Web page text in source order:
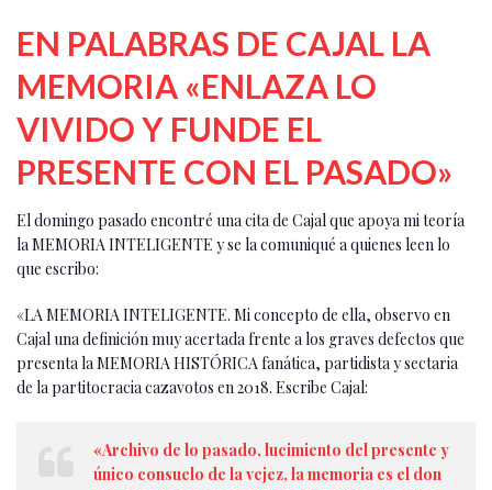
EN PALABRAS DE CAJAL LA
MEMORIA «ENLAZA LO
VIVIDO Y FUNDE EL
PRESENTE CON EL PASADO»
El domingo pasado encontré una cita de Cajal que apoya mi teoría
la MEMORIA INTELIGENTE y se la comuniqué a quienes leen lo
que escribo:
«LA MEMORIA INTELIGENTE. Mi concepto de ella, observo en
Cajal una definición muy acertada frente a los graves defectos que
presenta la MEMORIA HISTÓRICA fanática, partidista y sectaria
de la partitocracia cazavotos en 2018. Escribe Cajal:
«Archivo de lo pasado, lucimiento del presente y
único consuelo de la vejez, la memoria es el don